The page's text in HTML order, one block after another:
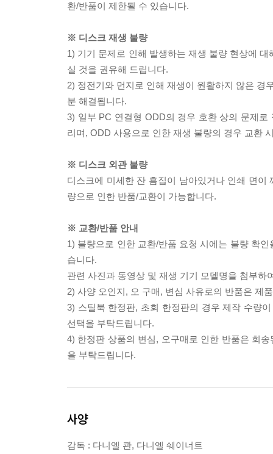
환/반품이 제한될 수 있습니다.
※ 디스크 재생 불량
1) 기기 문제로 인해 발생하는 재생 불량 현상에
실 것을 권유해 드립니다.
2) 정전기와 먼지로 인해 재생이 원활하지 않은 경
분 해결됩니다.
3) 일부 PC 연결형 ODD의 경우 호환 상의 문제
리며, ODD 사용으로 인한 재생 불량의 경우 교환
※ 디스크 외관 불량
디스크에 미세한 잔 흠집이 남아있거나 인쇄 면
량으로 인한 반품/교환이 가능합니다.
※ 교환/반품 안내
1) 불량으로 인한 교환/반품 요청 시에는 불량 확
습니다.
관련 사진과 동영상 및 재생 기기 모델명을 첨부하
2) 사양 오인지, 오 구매, 변심 사유로의 반품은 제
3) 스틸북 한정판, 초회 한정판의 경우 제작 수량
선택을 부탁드립니다.
4) 한정판 상품의 변심, 오구매로 인한 반품은 회
을 부탁드립니다.
사양
감독 : 다니엘 콴, 다니엘 쉐이너트